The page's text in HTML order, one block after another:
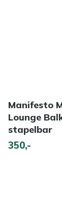
Manifesto
Lounge
stapelbar
350,-